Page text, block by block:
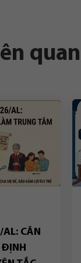
quan
CĂN
ĐỊNH